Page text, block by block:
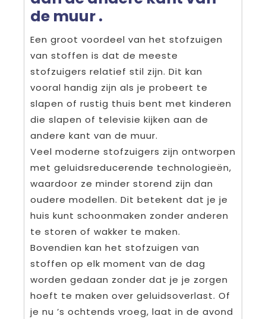
de muur .
Een groot voordeel van het stofzuigen
van stoffen is dat de meeste
stofzuigers relatief stil zijn. Dit kan
vooral handig zijn als je probeert te
slapen of rustig thuis bent met kinderen
die slapen of televisie kijken aan de
andere kant van de muur.
Veel moderne stofzuigers zijn ontworpen
met geluidsreducerende technologieën,
waardoor ze minder storend zijn dan
oudere modellen. Dit betekent dat je je
huis kunt schoonmaken zonder anderen
te storen of wakker te maken.
Bovendien kan het stofzuigen van
stoffen op elk moment van de dag
worden gedaan zonder dat je je zorgen
hoeft te maken over geluidsoverlast. Of
je nu ’s ochtends vroeg, laat in de avond